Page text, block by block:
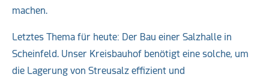
machen.
Letztes Thema für heute: Der Bau einer Salzhalle in
Scheinfeld. Unser Kreisbauhof benötigt eine solche, um
die Lagerung von Streusalz effizient und